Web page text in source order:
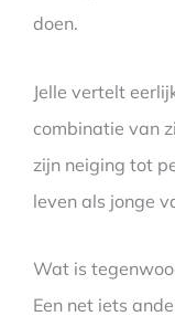
doen.
Jelle vertelt
combinatie van
zijn neiging tot
leven als jonge
Wat is
Een net iets